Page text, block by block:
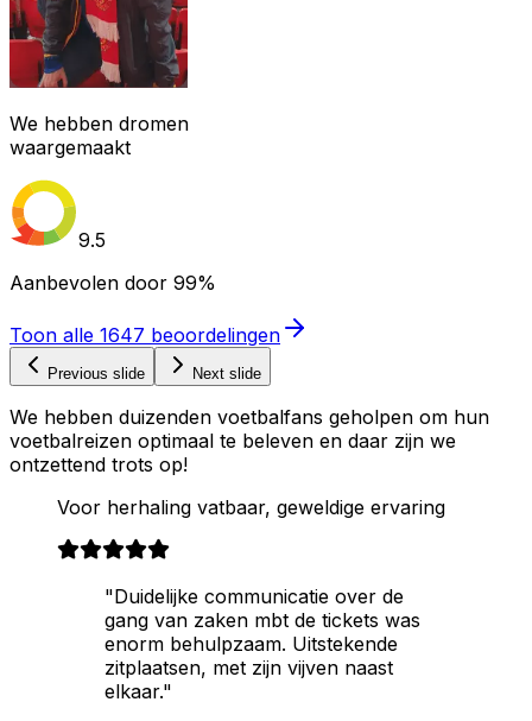
We hebben dromen
waargemaakt
9.5
Aanbevolen door 99%
Toon alle 1647 beoordelingen
Previous slide Next slide
We hebben duizenden voetbalfans geholpen om hun
voetbalreizen optimaal te beleven en daar zijn we
ontzettend trots op!
Voor herhaling vatbaar, geweldige ervaring
"Duidelijke communicatie over de
gang van zaken mbt de tickets was
enorm behulpzaam. Uitstekende
zitplaatsen, met zijn vijven naast
elkaar."